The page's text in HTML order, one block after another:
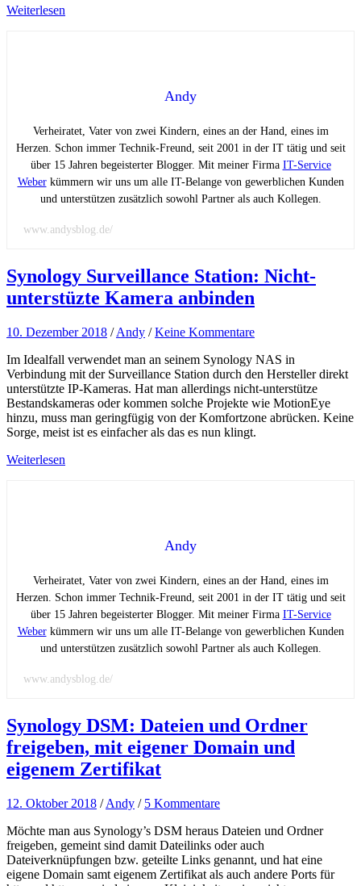
Weiterlesen
Andy
Verheiratet, Vater von zwei Kindern, eines an der Hand, eines im
Herzen. Schon immer Technik-Freund, seit 2001 in der IT tätig und seit
über 15 Jahren begeisterter Blogger. Mit meiner Firma IT-Service
Weberkümmern wir uns um alle IT-Belange von gewerblichen Kunden
und unterstützen zusätzlich sowohl Partner als auch Kollegen.
www.andysblog.de/
Synology Surveillance Station: Nicht-
unterstüzte Kamera anbinden
10. Dezember 2018 /Andy /Keine Kommentare
Im Idealfall verwendet man an seinem Synology NAS in
Verbindung mit der Surveillance Station durch den Hersteller direkt
unterstützte IP-Kameras. Hat man allerdings nicht-unterstütze
Bestandskameras oder kommen solche Projekte wie MotionEye
hinzu, muss man geringfügig von der Komfortzone abrücken. Keine
Sorge, meist ist es einfacher als das es nun klingt.
Weiterlesen
Andy
Verheiratet, Vater von zwei Kindern, eines an der Hand, eines im
Herzen. Schon immer Technik-Freund, seit 2001 in der IT tätig und seit
über 15 Jahren begeisterter Blogger. Mit meiner Firma IT-Service
Weberkümmern wir uns um alle IT-Belange von gewerblichen Kunden
und unterstützen zusätzlich sowohl Partner als auch Kollegen.
www.andysblog.de/
Synology DSM: Dateien und Ordner
freigeben, mit eigener Domain und
eigenem Zertifikat
12. Oktober 2018 /Andy / 5 Kommentare
Möchte man aus Synology’s DSM heraus Dateien und Ordner
freigeben, gemeint sind damit Dateilinks oder auch
Dateiverknüpfungen bzw. geteilte Links genannt, und hat eine
eigene Domain samt eigenem Zertifikat als auch andere Ports für